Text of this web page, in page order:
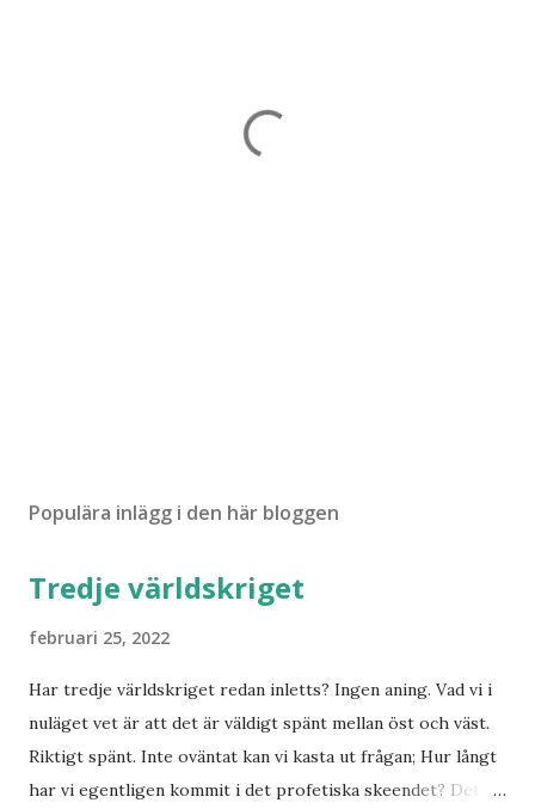
Populära inlägg i den här bloggen
Tredje världskriget
februari 25, 2022
Har tredje världskriget redan inletts? Ingen aning. Vad vi i
nuläget vet är att det är väldigt spänt mellan öst och väst.
Riktigt spänt. Inte oväntat kan vi kasta ut frågan; Hur långt
har vi egentligen kommit i det profetiska skeendet? Det